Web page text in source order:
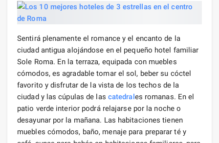
Sentirá plenamente el romance y el encanto de la
ciudad antigua alojándose en el pequeño hotel familiar
Sole Roma. En la terraza, equipada con muebles
cómodos, es agradable tomar el sol, beber su cóctel
favorito y disfrutar de la vista de los techos de la
ciudad y las cúpulas de las catedrales romanas. En el
patio verde interior podrá relajarse por la noche o
desayunar por la mañana. Las habitaciones tienen
muebles cómodos, baño, menaje para preparar té y